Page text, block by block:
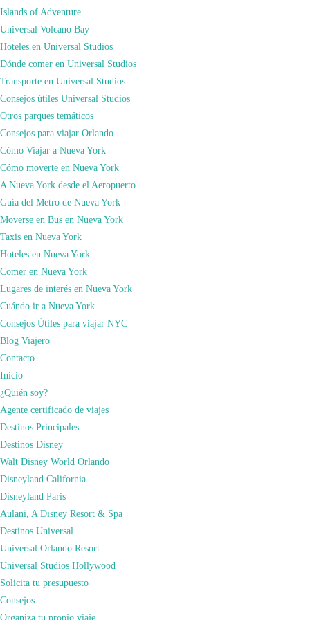
Islands of Adventure
Universal Volcano Bay
Hoteles en Universal Studios
Dónde comer en Universal Studios
Transporte en Universal Studios
Consejos útiles Universal Studios
Otros parques temáticos
Consejos para viajar Orlando
Cómo Viajar a Nueva York
Cómo moverte en Nueva York
A Nueva York desde el Aeropuerto
Guía del Metro de Nueva York
Moverse en Bus en Nueva York
Taxis en Nueva York
Hoteles en Nueva York
Comer en Nueva York
Lugares de interés en Nueva York
Cuándo ir a Nueva York
Consejos Útiles para viajar NYC
Blog Viajero
Contacto
Inicio
¿Quién soy?
Agente certificado de viajes
Destinos Principales
Destinos Disney
Walt Disney World Orlando
Disneyland California
Disneyland Paris
Aulani, A Disney Resort & Spa
Destinos Universal
Universal Orlando Resort
Universal Studios Hollywood
Solicita tu presupuesto
Consejos
Organiza tu propio viaje
En este canal TE VOY A AYUDAR a realizar el viaje de tus sueños. Da igual
lo que cueste, si sigues mis consejos… ¡¡LO CONSEGUIRÁS!! Con tan solo
30 años, siempre que he podido he invertido el tiempo en mi pasión…
VIAJAR. Y sí, digo invertir, porque creo que viajar es una de las experiencias
más enriquecedoras que existe en nuestra vida.
Recuerdos, cultura, gastronomía, descubrimientos, ocio… Todo junto en una
sola palabra… VIAJAR! He viajado por 3 continentes, 37 países y estados…
Interrail, Cruceros, Trasatlánticos…Y diréis..”Pues como lo vas a hacer…
siendo millonario!”…¡PUES NO! De hecho soy autónomo en España,
prácticamente un deporte de riesgo en nuestro país.